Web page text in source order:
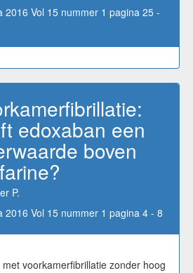
2016 Vol 15 nummer 1 pagina 25 -
edoxaban een
boven
P.
2016 Vol 15 nummer 1 pagina 4 - 8
voorkamerfibrillatie zonder hoog